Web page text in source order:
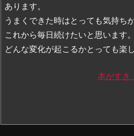
あります。
うまくできた時はとっても気持ち
これから毎日続けたいと思います。
どんな変化が起こるかとっても楽
本がすき